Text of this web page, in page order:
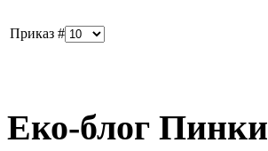
Приказ #
Еко-блог Пинки